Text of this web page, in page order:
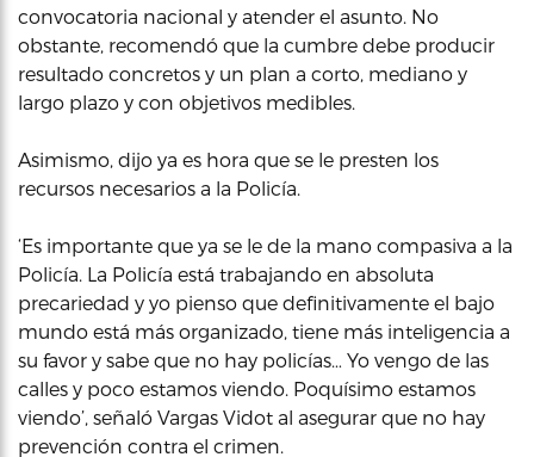
convocatoria nacional y atender el asunto. No
obstante, recomendó que la cumbre debe producir
resultado concretos y un plan a corto, mediano y
largo plazo y con objetivos medibles.
Asimismo, dijo ya es hora que se le presten los
recursos necesarios a la Policía.
‘Es importante que ya se le de la mano compasiva a la
Policía. La Policía está trabajando en absoluta
precariedad y yo pienso que definitivamente el bajo
mundo está más organizado, tiene más inteligencia a
su favor y sabe que no hay policías… Yo vengo de las
calles y poco estamos viendo. Poquísimo estamos
viendo’, señaló Vargas Vidot al asegurar que no hay
prevención contra el crimen.